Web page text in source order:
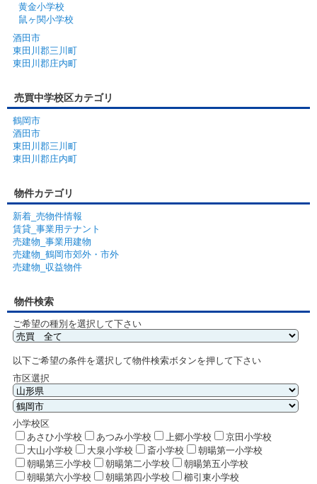
黄金小学校
鼠ヶ関小学校
酒田市
東田川郡三川町
東田川郡庄内町
売買中学校区カテゴリ
鶴岡市
酒田市
東田川郡三川町
東田川郡庄内町
物件カテゴリ
新着_売物件情報
賃貸_事業用テナント
売建物_事業用建物
売建物_鶴岡市郊外・市外
売建物_収益物件
物件検索
ご希望の種別を選択して下さい
以下ご希望の条件を選択して物件検索ボタンを押して下さい
市区選択
小学校区
あさひ小学校
あつみ小学校 上郷小学校
京田小学校
大山小学校
大泉小学校 斎小学校
朝暘第一小学校
朝暘第三小学校
朝暘第二小学校
朝暘第五小学校
朝暘第六小学校
朝暘第四小学校
櫛引東小学校